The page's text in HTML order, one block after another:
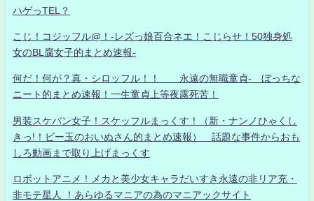
ハゲっTEL？
こじ！コジッフル@！-レズっ娘百合ネエ！こじらせ！50独身処
女のBL腐女子的まとめ速報-
何だ！何が？真・シロッフル！！ 永遠の無職童貞- ぼっちな
ニート的まとめ速報！一生童貞上等夜露死苦！
男装スケバン女子！スケッフルまっくす！（新・ナンノひゃくし
きっ!！ビー玉のおいぬさん的まとめ速報） 話題な事件からおも
しろ動画まで取り上げまっくす
ロボットアニメ！メカと美少女キャラだいすき永遠の非リア充・
非モテ星人 ！あらゆるマニアの為のマニアックサイト